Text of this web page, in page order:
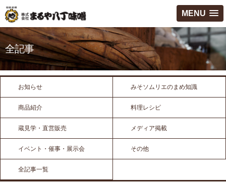
MENU
全記事
お知らせ みそソムリエのまめ知識
商品紹介 料理レシピ
蔵見学・直営販売 メディア掲載
イベント・催事・展示会 その他
全記事一覧